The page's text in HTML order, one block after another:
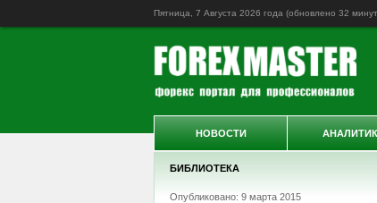
Пятница, 7 Августа 2026 года (обновлено 32
БИБЛИОТЕКА
Опубликовано: 9 марта 2015
НОВОСТИ